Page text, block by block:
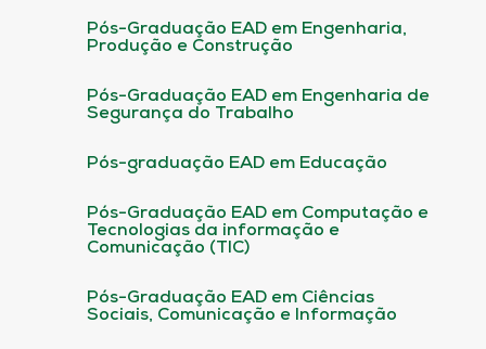
Pós-Graduação EAD em Engenharia,
Produção e Construção
Pós-Graduação EAD em Engenharia de
Segurança do Trabalho
Pós-graduação EAD em Educação
Pós-Graduação EAD em Computação e
Tecnologias da informação e
Comunicação (TIC)
Pós-Graduação EAD em Ciências
Sociais, Comunicação e Informação